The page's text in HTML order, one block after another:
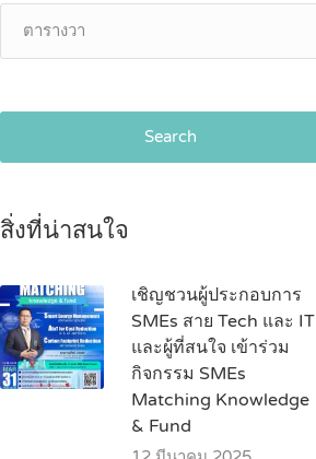
Search
สิ่งที่น่าสนใจ
เชิญชวนผู้ประกอบการ
SMEs สาย Tech และ IT
และผู้ที่สนใจ เข้าร่วม
กิจกรรม SMEs
Matching Knowledge
& Fund